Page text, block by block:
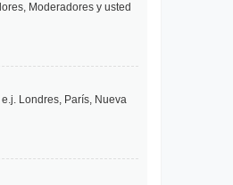
Moderadores y usted
Londres, París, Nueva